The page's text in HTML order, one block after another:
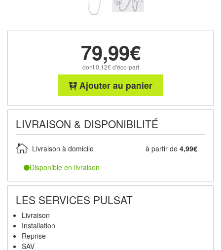
79,99€
dont 0,12€ d'éco-part
Ajouter au panier
LIVRAISON & DISPONIBILITÉ
Livraison à domicile à partir de 4,99€
Disponible en livraison
LES SERVICES PULSAT
Livraison
Installation
Reprise
SAV